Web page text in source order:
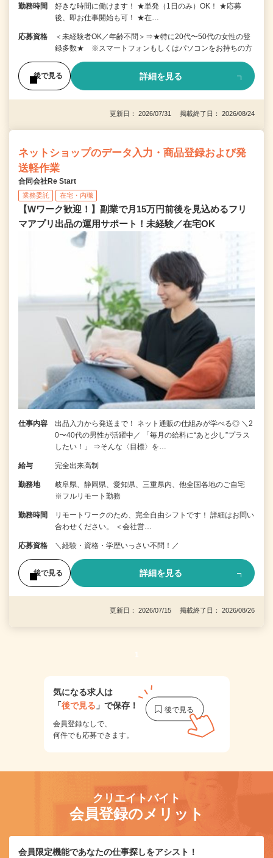
勤務時間
好きな時間に働けます！ ★単発（1日のみ）OK！ ★応募
後、即お仕事開始も可！ ★在…
応募資格
＜未経験者OK／年齢不問＞⇒★特に20代〜50代の女性の登
録多数★ ※スマートフォンもしくはパソコンをお持ちの方
後で見る 詳細を見る
更新日： 2026/07/31 掲載終了日： 2026/08/24
ネットショップのデータ入力・商品登録および発
送軽作業
合同会社Re Start
業務委託 在宅・内職
【Wワーク歓迎！】副業で月15万円前後を見込めるフリ
マアプリ出品の運用サポート！未経験／在宅OK
仕事内容
出品入力から発送まで！ ネット通販の仕組みが学べる◎ ＼2
0〜40代の男性が活躍中／ 「毎月の給料に“あと少し”プラス
したい！」 ⇒そんな〈目標〉を…
給与 完全出来高制
勤務地
岐阜県、静岡県、愛知県、三重県内、他全国各地のご自宅
※フルリモート勤務
勤務時間
リモートワークのため、完全自由シフトです！ 詳細はお問い
合わせください。 ＜会社営…
応募資格 ＼経験・資格・学歴いっさい不問！／
後で見る 詳細を見る
更新日： 2026/07/15 掲載終了日： 2026/08/26
1
気になる求人は
「後で見る 」で保存！
会員登録なしで、
何件でも応募できます。
クリエイトバイト
会員登録のメリット
会員限定機能であなたの仕事探しをアシスト！